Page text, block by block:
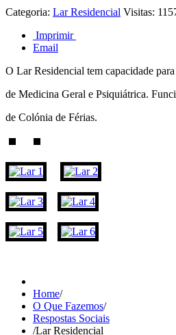
Categoria: Lar Residencial Visitas:
Imprimir
Email
O Lar Residencial tem capacidade
de Medicina Geral e Psiquiátrica.
de Colónia de Férias.
Home/
O Que Fazemos/
Respostas Sociais
/Lar Residencial